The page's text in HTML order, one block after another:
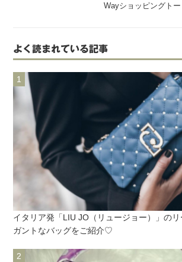
Wayショッピングトー
よく読まれている記事
イタリア発「LIU JO（リュージョー）」の
ガントなバッグをご紹介♡